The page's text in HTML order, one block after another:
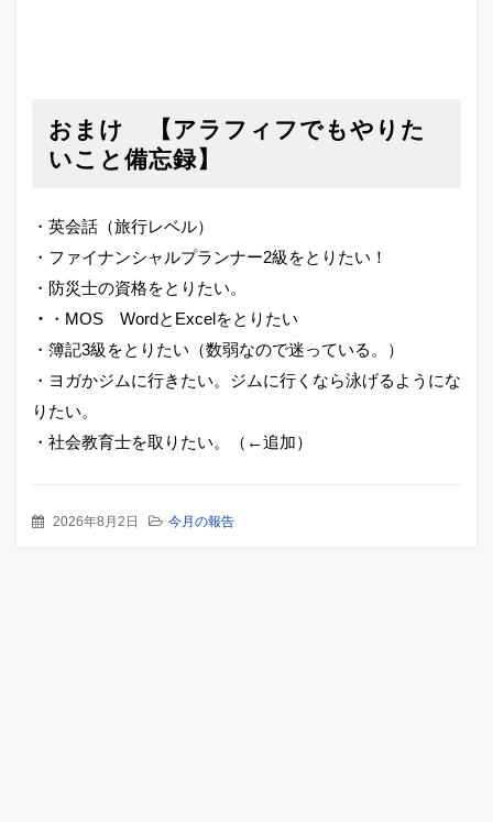
おまけ 【アラフィフでもやりた
いこと備忘録】
・英会話（旅行レベル）
・ファイナンシャルプランナー2級をとりたい！
・防災士の資格をとりたい。
・
・MOS WordとExcelをとりたい
・簿記3級をとりたい（数弱なので迷っている。）
・ヨガかジムに行きたい。ジムに行くなら泳げるようにな
りたい。
・社会教育士を取りたい。（←追加）
2026年8月2日 今月の報告